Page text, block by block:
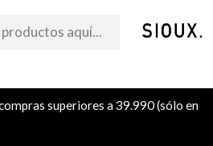
superiores a 39.990 (sólo en